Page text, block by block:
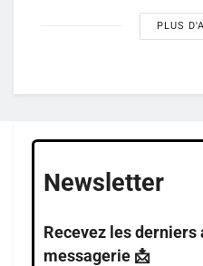
PLUS
Newsletter
Recevez les
messagerie 📩